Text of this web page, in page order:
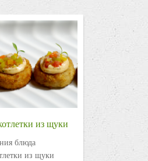
из щуки
блюда
из щуки